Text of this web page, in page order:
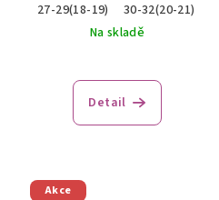
27-29(18-19)
30-32(20-21)
Na skladě
Detail
Akce